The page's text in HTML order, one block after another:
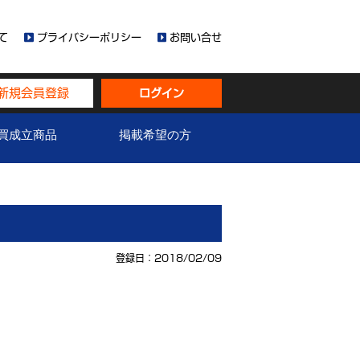
プライバシーポリシー お問い合せ
規会員登録 ログイン
成立商品 掲載希望の方
登録日：2018/02/09